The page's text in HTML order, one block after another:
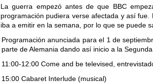
La guerra empezó antes de que BBC
programación pudiera verse afectada y así
iba a emitir en la semana, por lo que se puede
Programación anunciada para el 1 de
parte de Alemania dando así inicio a la
11:00-12:00 Come and be televised,
15:00 Cabaret Interlude (musical)